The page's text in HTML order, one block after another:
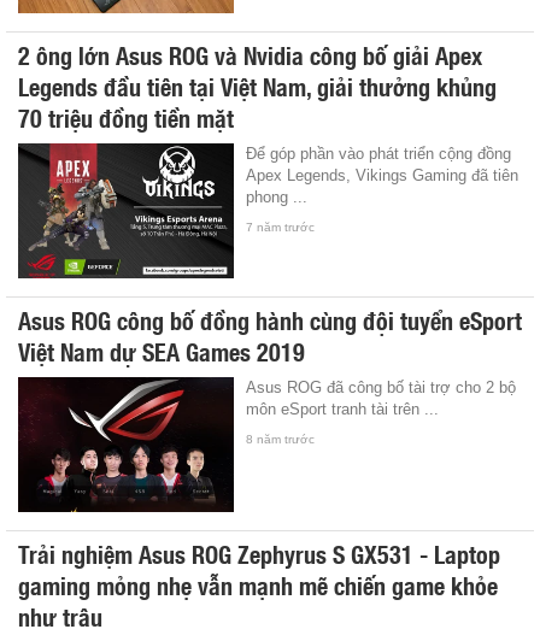
2 ông lớn Asus ROG và Nvidia công bố giải Apex
Legends đầu tiên tại Việt Nam, giải thưởng khủng
70 triệu đồng tiền mặt
Để góp phần vào phát triển cộng đồng
Apex Legends, Vikings Gaming đã tiên
phong ...
7 năm trước
Asus ROG công bố đồng hành cùng đội tuyển eSport
Việt Nam dự SEA Games 2019
Asus ROG đã công bố tài trợ cho 2 bộ
môn eSport tranh tài trên ...
8 năm trước
Trải nghiệm Asus ROG Zephyrus S GX531 - Laptop
gaming mỏng nhẹ vẫn mạnh mẽ chiến game khỏe
như trâu